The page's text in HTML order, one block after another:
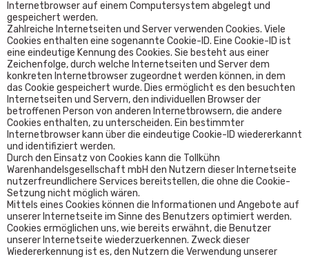
Internetbrowser auf einem Computersystem abgelegt und
gespeichert werden.
Zahlreiche Internetseiten und Server verwenden Cookies. Viele
Cookies enthalten eine sogenannte Cookie-ID. Eine Cookie-ID ist
eine eindeutige Kennung des Cookies. Sie besteht aus einer
Zeichenfolge, durch welche Internetseiten und Server dem
konkreten Internetbrowser zugeordnet werden können, in dem
das Cookie gespeichert wurde. Dies ermöglicht es den besuchten
Internetseiten und Servern, den individuellen Browser der
betroffenen Person von anderen Internetbrowsern, die andere
Cookies enthalten, zu unterscheiden. Ein bestimmter
Internetbrowser kann über die eindeutige Cookie-ID wiedererkannt
und identifiziert werden.
Durch den Einsatz von Cookies kann die Tollkühn
Warenhandelsgesellschaft mbH den Nutzern dieser Internetseite
nutzerfreundlichere Services bereitstellen, die ohne die Cookie-
Setzung nicht möglich wären.
Mittels eines Cookies können die Informationen und Angebote auf
unserer Internetseite im Sinne des Benutzers optimiert werden.
Cookies ermöglichen uns, wie bereits erwähnt, die Benutzer
unserer Internetseite wiederzuerkennen. Zweck dieser
Wiedererkennung ist es, den Nutzern die Verwendung unserer